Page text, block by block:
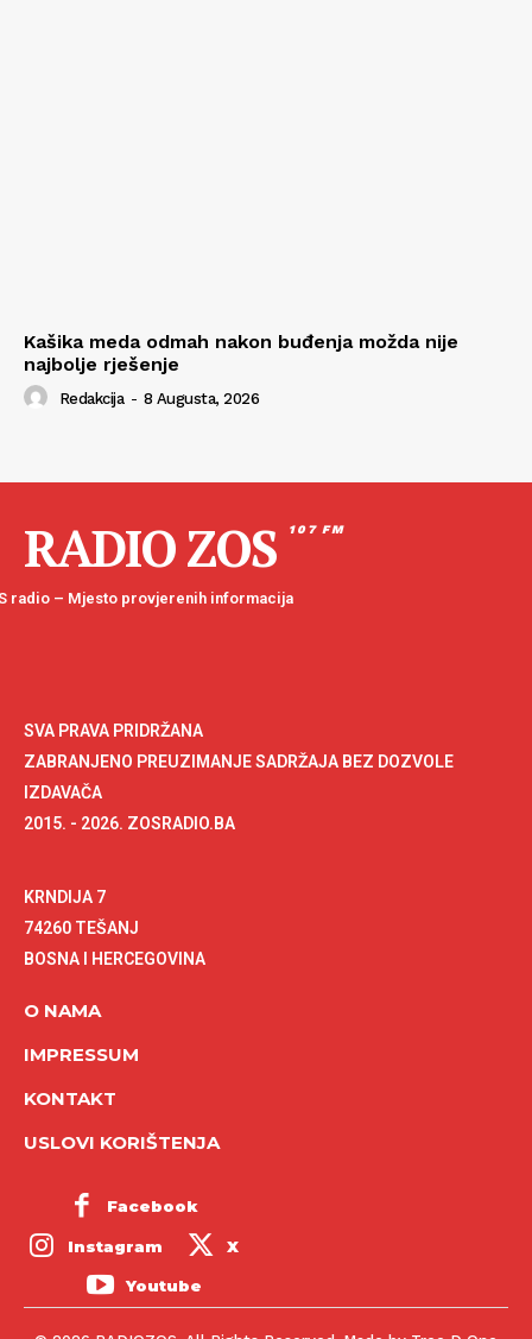
Kašika meda odmah nakon buđenja možda nije
najbolje rješenje
Redakcija - 8 Augusta, 2026
RADIO ZOS 107 FM
radio – Mjesto provjerenih informacija
SVA PRAVA PRIDRŽANA
ZABRANJENO PREUZIMANJE SADRŽAJA BEZ DOZVOLE
IZDAVAČA
2015. - 2026. ZOSRADIO.BA
KRNDIJA 7
74260 TEŠANJ
BOSNA I HERCEGOVINA
O NAMA
IMPRESSUM
KONTAKT
USLOVI KORIŠTENJA
Facebook
Instagram X
Youtube